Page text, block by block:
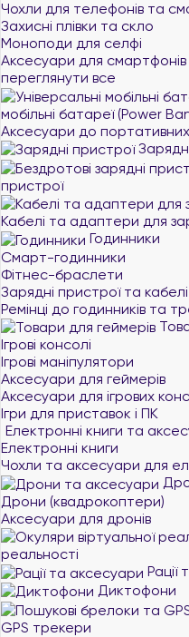
Чохли для телефонів та
Захисні плівки та скло
Моноподи для селфі
Аксесуари для смартфонів
переглянути все
мобільні батареї (Power
Аксесуари до
пристрої
Кабелі та адаптери для
Годинники
Смарт-годинники
Фітнес-браслети
Зарядні пристрої та
Ремінці до годинників та
Ігрові консолі
Ігрові маніпулятори
Аксесуари для геймерів
Аксесуари для ігрових
Ігри для приставок і ПК
Електронні книги та
Електронні книги
Чохли та аксесуари для
Дрони (квадрокоптери)
Аксесуари для дронів
реальності
Рації
Диктофони
GPS трекери